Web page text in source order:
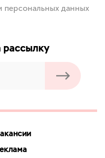
персональных данных
рассылку